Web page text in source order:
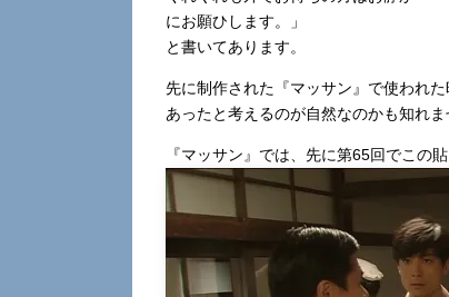
にお願ひします。」
と書いてあります。
先に制作された『マッサン』で使われ
あったと考えるのが自然なのかも知れ
『マッサン』では、先に第65回でこの